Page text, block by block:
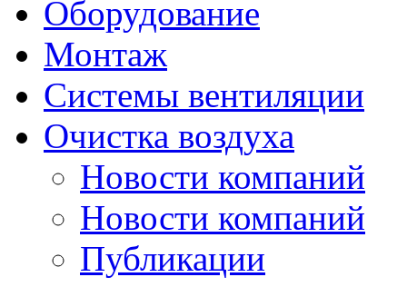
Оборудование
Монтаж
Системы вентиляции
Очистка воздуха
Новости компаний
Новости компаний
Публикации